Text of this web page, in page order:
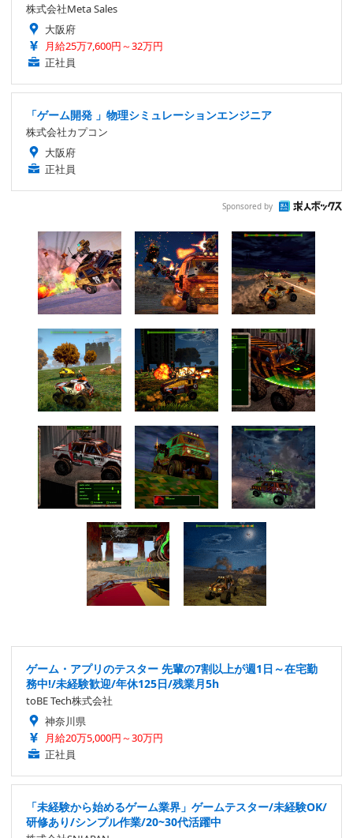
株式会社Meta Sales
大阪府
月給25万7,600円～32万円
正社員
「ゲーム開発 」物理シミュレーションエンジニア
株式会社カプコン
大阪府
正社員
Sponsored by
ゲーム・アプリのテスター 先輩の7割以上が週1日～在宅勤
務中!/未経験歓迎/年休125日/残業月5h
toBE Tech株式会社
神奈川県
月給20万5,000円～30万円
正社員
「未経験から始めるゲーム業界」ゲームテスター/未経験OK/
研修あり/シンプル作業/20~30代活躍中